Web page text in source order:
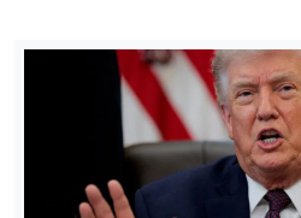
على خلفية حرائق الغابات
لكن من المسؤول؟
حرب إيران تستنزف مخزون
الأسلحة.. وبزشكيان يكشف
إحباط "خطة الغزو البري"
الاحتلال يوافق على البدء